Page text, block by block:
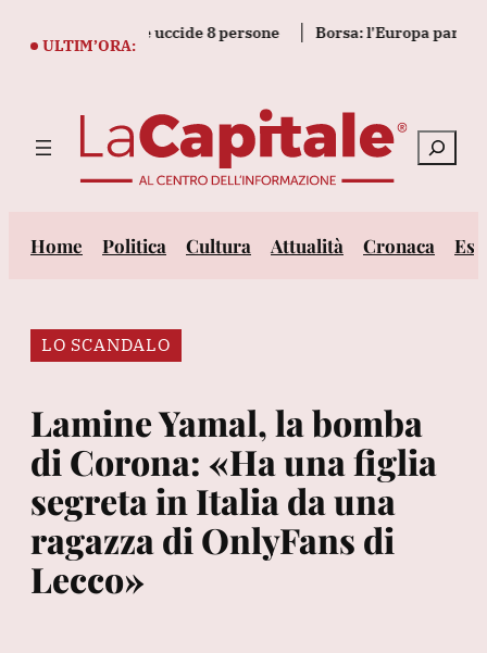
ULTIM’ORA:
studente uccide 8 persone Borsa: l'Europa parte
Cerca
Home Politica Cultura Attualità Cronaca
LO SCANDALO
Lamine Yamal, la bomba
di Corona: «Ha una figlia
segreta in Italia da una
ragazza di OnlyFans di
Lecco»